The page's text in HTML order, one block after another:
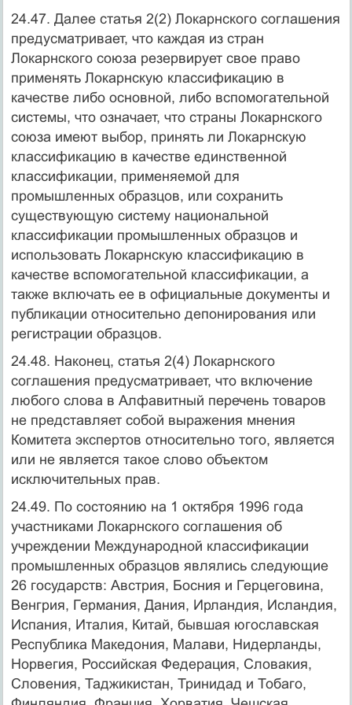
24.47. Далее статья 2(2) Локарнского соглашения
предусматривает, что каждая из стран
Локарнского союза резервирует свое право
применять Локарнскую классификацию в
качестве либо основной, либо вспомогательной
системы, что означает, что страны Локарнского
союза имеют выбор, принять ли Локарнскую
классификацию в качестве единственной
классификации, применяемой для
промышленных образцов, или сохранить
существующую систему национальной
классификации промышленных образцов и
использовать Локарнскую классификацию в
качестве вспомогательной классификации, а
также включать ее в официальные документы и
публикации относительно депонирования или
регистрации образцов.
24.48. Наконец, статья 2(4) Локарнского
соглашения предусматривает, что включение
любого слова в Алфавитный перечень товаров
не представляет собой выражения мнения
Комитета экспертов относительно того, является
или не является такое слово объектом
исключительных прав.
24.49. По состоянию на 1 октября 1996 года
участниками Локарнского соглашения об
учреждении Международной классификации
промышленных образцов являлись следующие
26 государств: Австрия, Босния и Герцеговина,
Венгрия, Германия, Дания, Ирландия, Исландия,
Испания, Италия, Китай, бывшая югославская
Республика Македония, Малави, Нидерланды,
Норвегия, Российская Федерация, Словакия,
Словения, Таджикистан, Тринидад и Тобаго,